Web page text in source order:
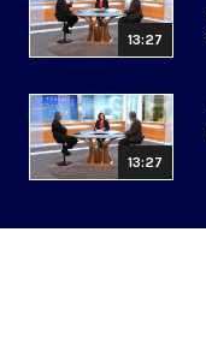
13:27
13:27